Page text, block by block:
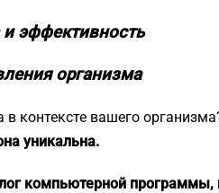
и эффективность
организма
контексте вашего
уникальна.
компьютерной программы,